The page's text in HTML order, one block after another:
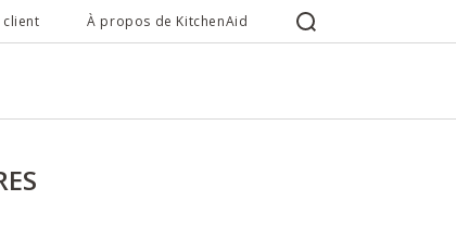
client À propos de KitchenAid